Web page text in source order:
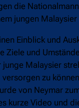
die
jungen Malaysier
Einblick und
und
Malaysier
zu
von Neymar
kurze Video und